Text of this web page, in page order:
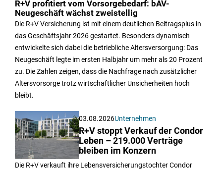
R+V profitiert vom Vorsorgebedarf: bAV-
Neugeschäft wächst zweistellig
Die R+V Versicherung ist mit einem deutlichen Beitragsplus in
das Geschäftsjahr 2026 gestartet. Besonders dynamisch
entwickelte sich dabei die betriebliche Altersversorgung: Das
Neugeschäft legte im ersten Halbjahr um mehr als 20 Prozent
zu. Die Zahlen zeigen, dass die Nachfrage nach zusätzlicher
Altersvorsorge trotz wirtschaftlicher Unsicherheiten hoch
bleibt.
03.08.2026Unternehmen
R+V stoppt Verkauf der Condor
Leben – 219.000 Verträge
bleiben im Konzern
Die R+V verkauft ihre Lebensversicherungstochter Condor